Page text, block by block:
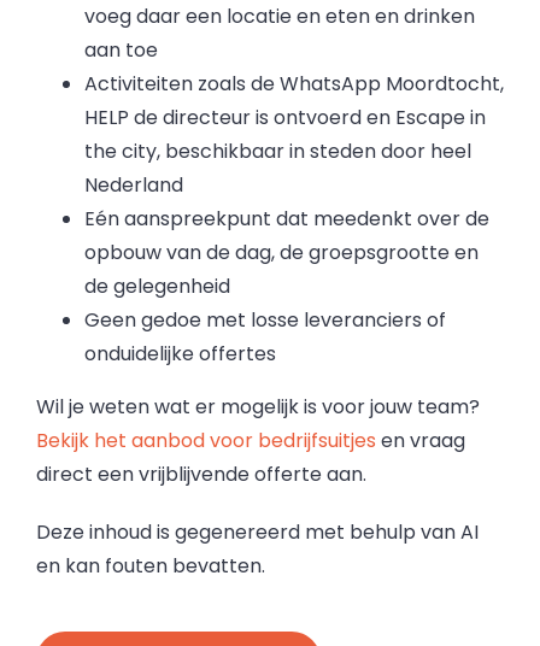
voeg daar een locatie en eten en drinken
aan toe
Activiteiten zoals de WhatsApp Moordtocht,
HELP de directeur is ontvoerd en Escape in
the city, beschikbaar in steden door heel
Nederland
Eén aanspreekpunt dat meedenkt over de
opbouw van de dag, de groepsgrootte en
de gelegenheid
Geen gedoe met losse leveranciers of
onduidelijke offertes
Wil je weten wat er mogelijk is voor jouw team?
Bekijk het aanbod voor bedrijfsuitjes en vraag
direct een vrijblijvende offerte aan.
Deze inhoud is gegenereerd met behulp van AI
en kan fouten bevatten.